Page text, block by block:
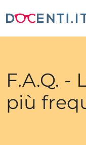
F.A.Q. -
più